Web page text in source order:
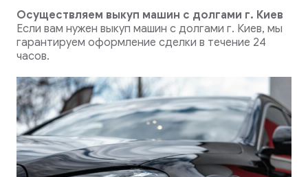
Осуществляем выкуп машин с долгами г. Киев
Если вам нужен выкуп машин с долгами г. Киев, мы
гарантируем оформление сделки в течение 24
часов.